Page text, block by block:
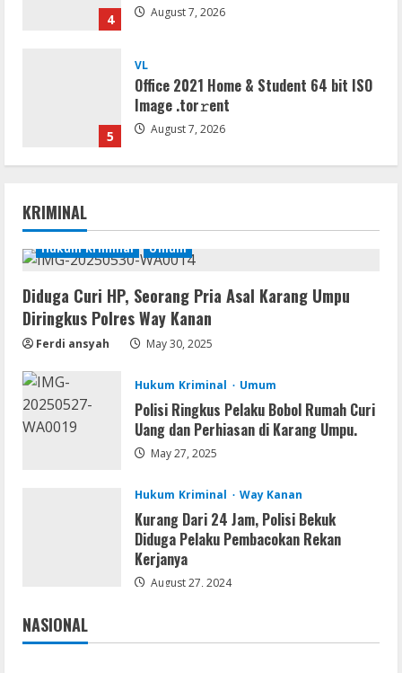
4 August 7, 2026
5
VL
Office 2021 Home & Student 64 bit ISO
Image .tоr𝚛еnt
August 7, 2026
1 August 7, 2026
VL
Office 365 Mondo Pre-Activated
August 7, 2026
Umum
Kemarau Panjang Picu Kebakaran di
Sangkaran Bhakti; Rumah Ibu Yuli
Hangus Dilalap Api
August 7, 2026
Serialers
Adobe Acrobat Pro 2021 Portable only
[100% Worked] [Windows] 2025
KRIMINAL
Hukum Kriminal Umum
Diduga Curi HP, Seorang Pria Asal Karang Umpu
Diringkus Polres Way Kanan
Ferdi ansyah May 30, 2025
Hukum Kriminal Umum
Polisi Ringkus Pelaku Bobol Rumah Curi
Uang dan Perhiasan di Karang Umpu.
May 27, 2025
Hukum Kriminal Way Kanan
Kurang Dari 24 Jam, Polisi Bekuk
Diduga Pelaku Pembacokan Rekan
Kerjanya
August 27, 2024
NASIONAL
Jakarta